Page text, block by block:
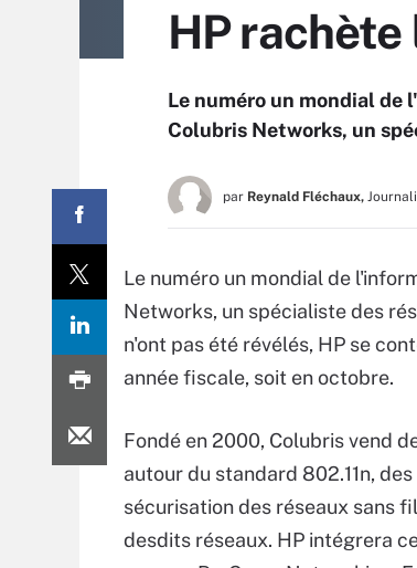
HP
Le numéro un mondial de
Colubris Networks, un
par Reynald Fléchaux,
Le numéro un mondial de
Networks, un spécialiste des
n'ont pas été révélés, HP se
année fiscale, soit en octobre.
Fondé en 2000, Colubris vend
autour du standard 802.11n,
sécurisation des réseaux sans
desdits réseaux. HP intégrera